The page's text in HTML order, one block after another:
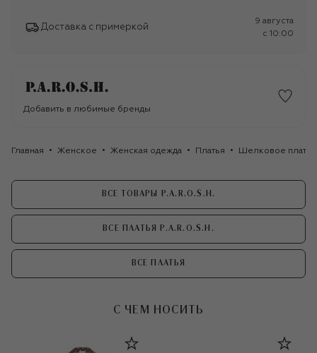
Доставка с примеркой
9 августа
c 10:00
Добавить в любимые бренды
Главная Женское Женская одежда Платья Шелковое платье
ВСЕ ТОВАРЫ P.A.R.O.S.H.
ВСЕ ПЛАТЬЯ P.A.R.O.S.H.
ВСЕ ПЛАТЬЯ
С ЧЕМ НОСИТЬ